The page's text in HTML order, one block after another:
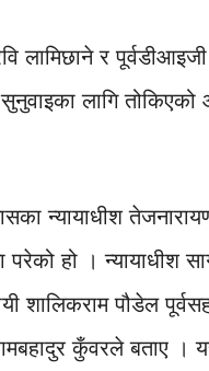
लामिछाने र
लागि
न्यायाधीश
परेको हो । न्यायाधीश
शालिकराम पौडेल
कुँवरले बताए ।